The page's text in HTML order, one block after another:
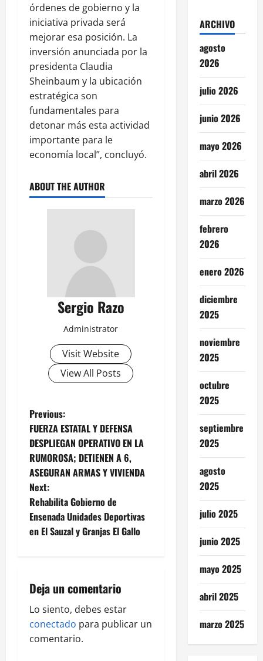
órdenes de gobierno y la
iniciativa privada será
mejorar esa posición. La
inversión anunciada por la
presidenta Claudia
Sheinbaum y la ubicación
estratégica son
fundamentales para
detonar más esta actividad
importante para le
economía local”, concluyó.
ABOUT THE AUTHOR
Sergio Razo
Administrator
Visit Website
View All Posts
P
o
s
t
n
a
i
g
a
Previous:
FUERZA ESTATAL Y DEFENSA
DESPLIEGAN OPERATIVO EN LA
RUMOROSA; DETIENEN A 6,
ASEGURAN ARMAS Y VIVIENDA
Next:
Rehabilita Gobierno de
Ensenada Unidades Deportivas
en El Sauzal y Granjas El Gallo
Deja un comentario
Lo siento, debes estar
conectado para publicar un
comentario.
ARCHIVO
agosto
2026
julio 2026
junio 2026
mayo 2026
abril 2026
marzo 2026
febrero
2026
enero 2026
diciembre
2025
noviembre
2025
octubre
2025
septiembre
2025
agosto
2025
julio 2025
junio 2025
mayo 2025
abril 2025
marzo 2025